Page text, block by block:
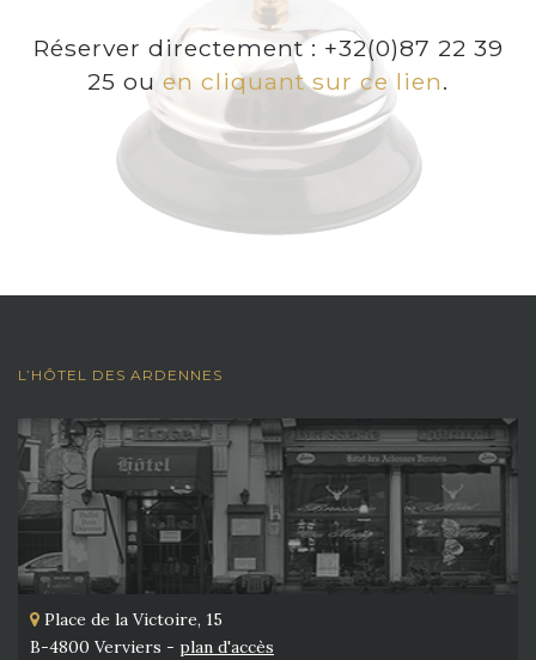
Réserver directement : +32(0)87 22 39
25 ou en cliquant sur ce lien.
L’HÔTEL DES ARDENNES
Place de la Victoire, 15
B-4800 Verviers - plan d'accès